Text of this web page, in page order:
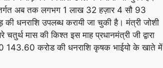
अब तक लगभग 1 लाख 32 हज़ार 4 सौ 93
धनराशि उपलब्ध करायी जा चुकी है। मंत्री जोशी
मास की किश्त इस माह प्रधानमंत्री जी द्वारा
करोड की धनराशि कृषक भाईयो के खाते में